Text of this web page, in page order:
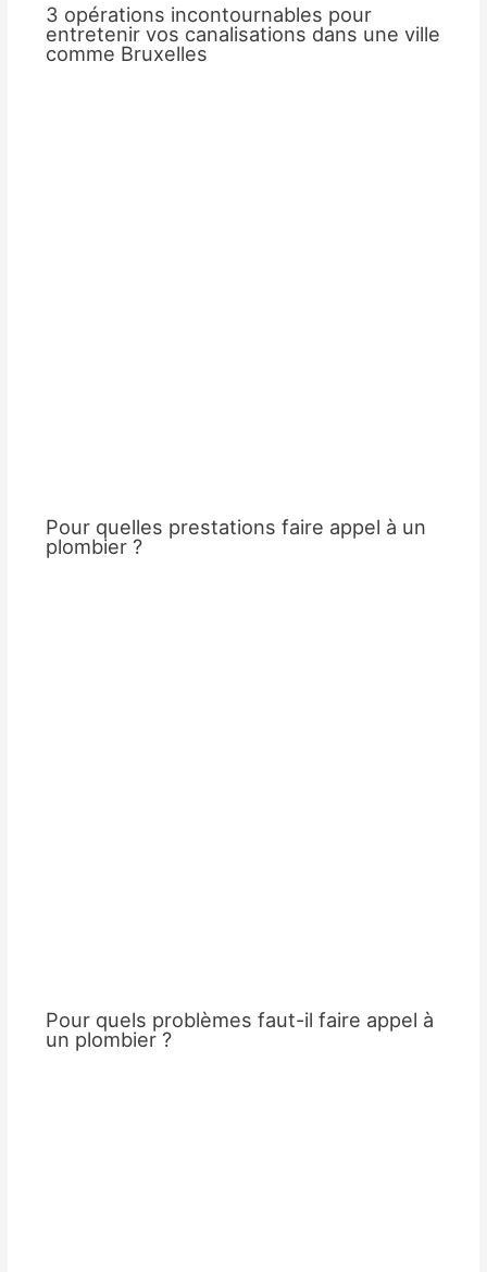
3 opérations incontournables pour
entretenir vos canalisations dans une ville
comme Bruxelles
Pour quelles prestations faire appel à un
plombier ?
Pour quels problèmes faut-il faire appel à
un plombier ?